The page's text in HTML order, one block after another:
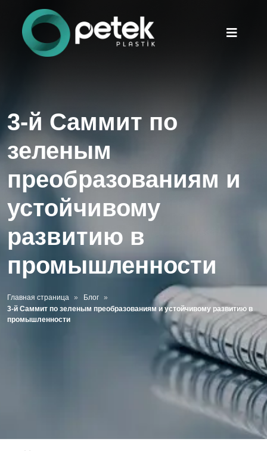
3-й Саммит по
зеленым
преобразованиям и
устойчивому
развитию в
промышленности
Главная страница
Блог
3-й Саммит по зеленым преобразованиям и устойчивому развитию в
промышленности